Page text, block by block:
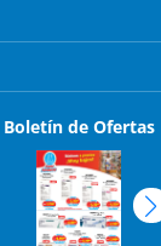
Boletín de Ofertas